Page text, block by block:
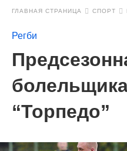
ГЛАВНАЯ СТРАНИЦА СПОРТ
Регби
“Торпедо”